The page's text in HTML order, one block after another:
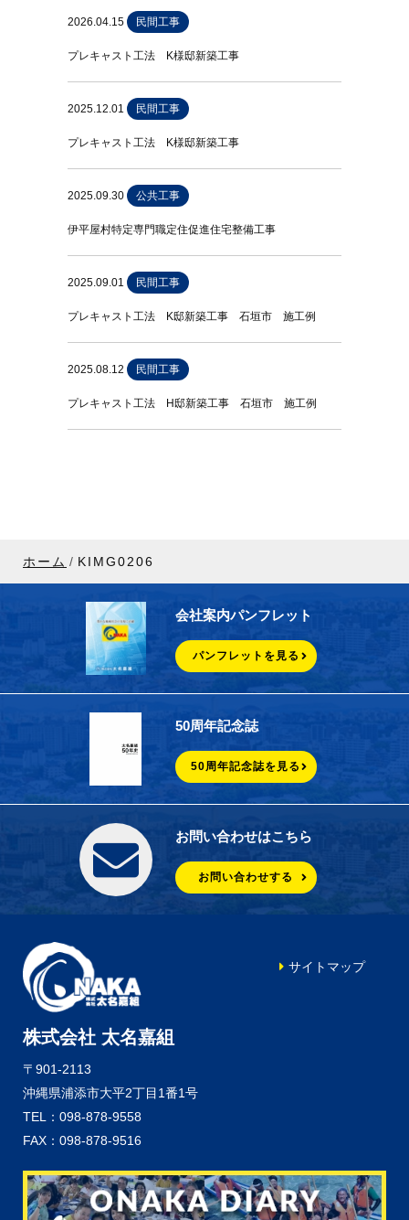
2026.04.15 民間工事
プレキャスト工法 K様邸新築工事
2025.12.01 民間工事
プレキャスト工法 K様邸新築工事
2025.09.30 公共工事
伊平屋村特定専門職定住促進住宅整備工事
2025.09.01 民間工事
プレキャスト工法 K邸新築工事 石垣市 施工例
2025.08.12 民間工事
プレキャスト工法 H邸新築工事 石垣市 施工例
ホーム KIMG0206
会社案内パンフレット
パンフレットを見る
50周年記念誌
50周年記念誌を見る
お問い合わせはこちら
お問い合わせする
株式会社 太名嘉組
〒901-2113
沖縄県浦添市大平2丁目1番1号
TEL：098-878-9558
FAX：098-878-9516
サイトマップ